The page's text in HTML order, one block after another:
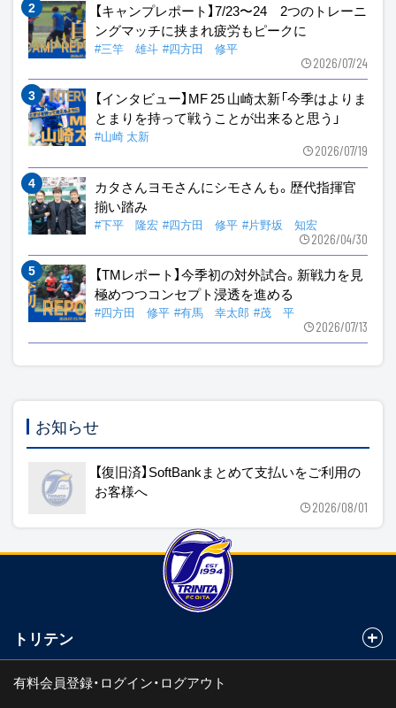
【キャンプレポート】7/23〜24 2つのトレーニ
ングマッチに挟まれ疲労もピークに
#三竿 雄斗 #四方田 修平
2026/07/24
【インタビュー】MF 25 山崎太新「今季はよりま
とまりを持って戦うことが出来ると思う」
#山崎 太新
2026/07/19
カタさんヨモさんにシモさんも。歴代指揮官
揃い踏み
#下平 隆宏 #四方田 修平 #片野坂 知宏
2026/04/30
【TMレポート】今季初の対外試合。新戦力を見
極めつつコンセプト浸透を進める
#四方田 修平 #有馬 幸太郎 #茂 平
2026/07/13
お知らせ
【復旧済】SoftBankまとめて支払いをご利用の
お客様へ
2026/08/01
トリテン
有料会員登録・ログイン・ログアウト